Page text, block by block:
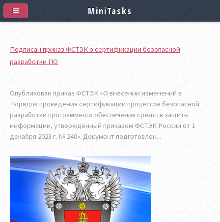
Подписан приказ ФСТЭК о сертификации безопасной
разработки ПО
Опубликован приказ ФСТЭК «О внесении изменений в
Порядок проведения сертификации процессов безопасной
разработки программного обеспечения средств защиты
информации, утверждённый приказом ФСТЭК России от 1
декабря 2023 г. № 240». Документ подготовлен...
MiniTasks